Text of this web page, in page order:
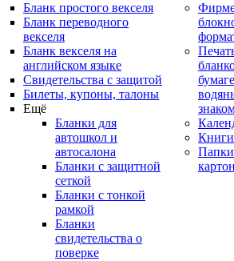
Бланк простого векселя
Бланк переводного
векселя
Бланк векселя на
английском языке
Свидетельства с защитой
Билеты, купоны, талоны
Ещё
Бланки для
автошкол и
автосалона
Бланки с защитной
сеткой
Бланки с тонкой
рамкой
Бланки
свидетельства о
поверке
Книги
Папки